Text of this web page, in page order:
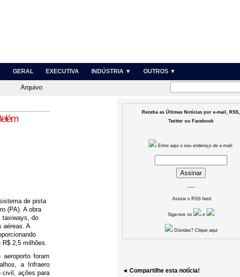
GERAL EXECUTIVA INDÚSTRIA ▼ OUTROS ▼
Arquivo
de pista
(PA). A obra
taxiways, do
aéreas. A
R$ 2,5 milhões.
foram
a Infraero
civil, ações para
Receba as Últimas Notícias por e-mail, RSS,
Twitter ou Facebook
Entre aqui o seu endereço de e-mail:
Assine o RSS feed
Siga-nos no e
Dúvidas? Clique aqui
◄ Compartilhe esta notícia!